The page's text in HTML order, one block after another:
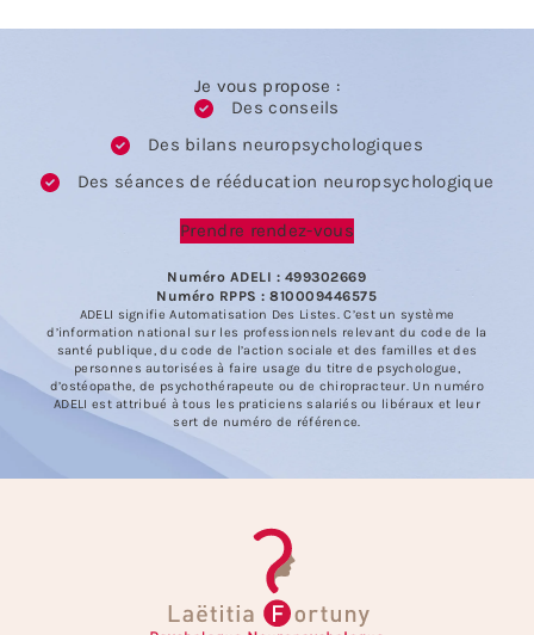
Je vous propose :
Des conseils
Des bilans neuropsychologiques
Des séances de rééducation neuropsychologique
Prendre rendez-vous
Numéro ADELI : 499302669
Numéro RPPS : 810009446575
ADELI signifie Automatisation Des Listes. C’est un système
d’information national sur les professionnels relevant du code de la
santé publique, du code de l’action sociale et des familles et des
personnes autorisées à faire usage du titre de psychologue,
d’ostéopathe, de psychothérapeute ou de chiropracteur. Un numéro
ADELI est attribué à tous les praticiens salariés ou libéraux et leur
sert de numéro de référence.